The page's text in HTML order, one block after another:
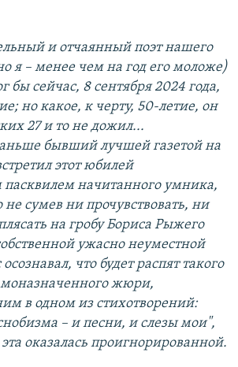
и отчаянный поэт нашего
я – менее чем на год его моложе)
сейчас, 8 сентября 2024 года,
но какое, к черту, 50-летие, он
27 и то не дожил...
бывший лучшей газетой на
этот юбилей
пасквилем начитанного умника,
сумев ни прочувствовать, ни
на гробу Бориса Рыжего
ужасно неуместной
что будет распят такого
жюри,
в одном из стихотворений:
– и песни, и слезы мои",
оказалась проигнорированной.